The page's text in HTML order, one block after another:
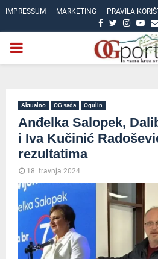
IMPRESSUM MARKETING PRAVILA
FACEBOOK
TWITTER
PRIMARY
Aktualno OG sada Ogulin
Anđelka Salopek,
i Iva Kučinić
rezultatima
18. travnja 2024.